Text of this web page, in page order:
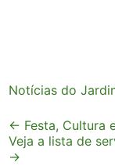
Notícias do
Post
navigation
← Festa, Cultura
Veja a lista de
→